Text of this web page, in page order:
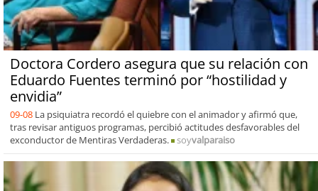
Doctora Cordero asegura que su relación con
Eduardo Fuentes terminó por “hostilidad y
envidia”
09-08 La psiquiatra recordó el quiebre con el animador y afirmó que,
tras revisar antiguos programas, percibió actitudes desfavorables del
exconductor de Mentiras Verdaderas.
soyvalparaiso